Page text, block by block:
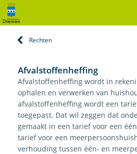
Home
Rechten
Afvalstoffenheffing
Afvalstoffenheffing wordt in
ophalen en verwerken van
afvalstoffenheffing wordt een
toegepast. Dat wil zeggen dat
gemaakt in een tarief voor een
tarief voor een
verhouding tussen één- en